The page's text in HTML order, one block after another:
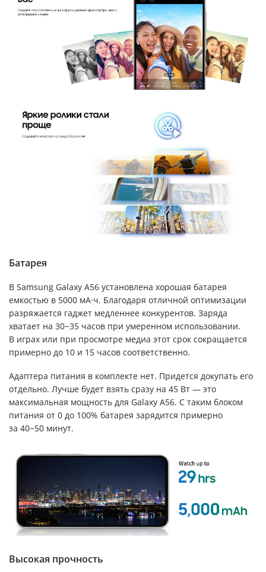
Батарея
В Samsung Galaxy A56 установлена хорошая батарея
емкостью в 5000 мА·ч. Благодаря отличной оптимизации
разряжается гаджет медленнее конкурентов. Заряда
хватает на 30−35 часов при умеренном использовании.
В играх или при просмотре медиа этот срок сокращается
примерно до 10 и 15 часов соответственно.
Адаптера питания в комплекте нет. Придется докупать его
отдельно. Лучше будет взять сразу на 45 Вт — это
максимальная мощность для Galaxy A56. С таким блоком
питания от 0 до 100% батарея зарядится примерно
за 40−50 минут.
Высокая прочность